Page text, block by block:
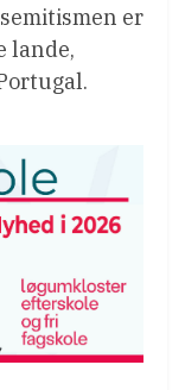
er
lande,